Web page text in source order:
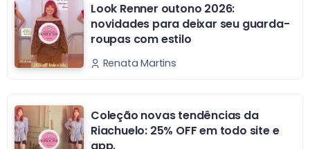
Look Renner outono 2026:
novidades para deixar seu guarda-
roupas com estilo
Renata Martins
Coleção novas tendências da
Riachuelo: 25% OFF em todo site e
app.